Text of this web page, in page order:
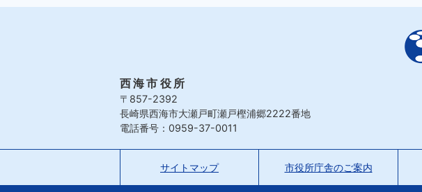
西海市役所
〒857-2392
長崎県西海市大瀬戸町瀬戸樫浦郷2222番地
電話番号：0959-37-0011
サイトマップ 市役所庁舎のご案内